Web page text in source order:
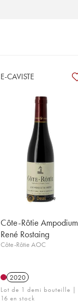
E-CAVISTE
Côte-Rôtie Ampodium
René Rostaing
Côte-Rôtie AOC
2020
Lot de 1 demi bouteille |
16 en stock